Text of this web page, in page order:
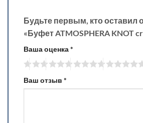
Будьте первым, кто оставил
«Буфет ATMOSPHERA KNOT
Ваша оценка*
Ваш отзыв *